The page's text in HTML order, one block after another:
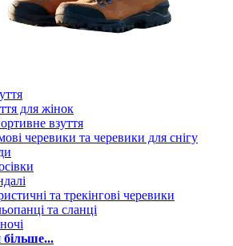
для жінок
взуття
черевики та черевики для снігу
та трекінгові черевики
та сланці